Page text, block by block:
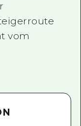
vom